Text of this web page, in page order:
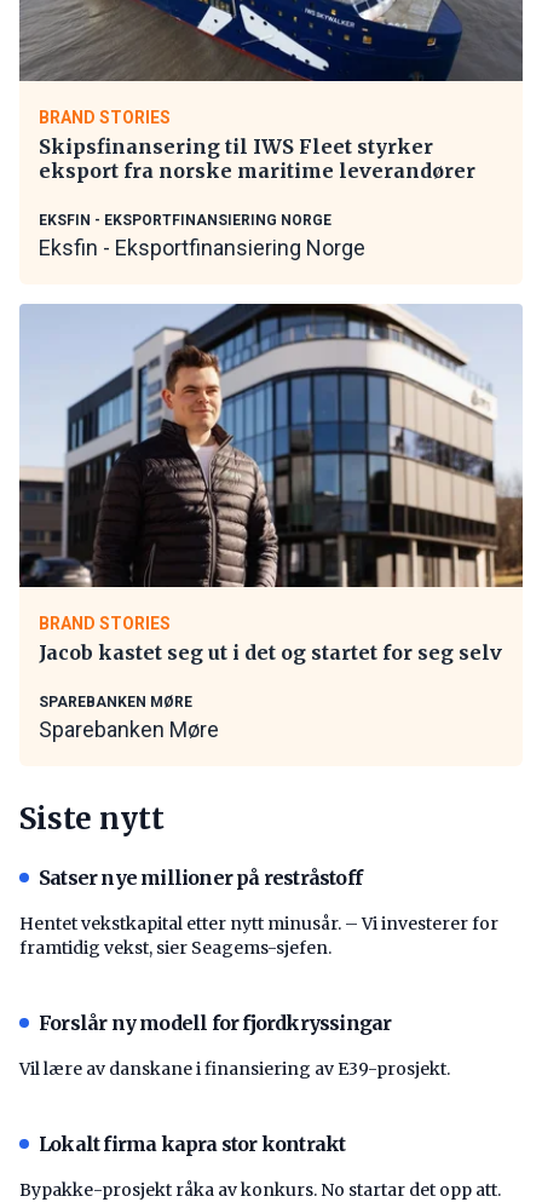
BRAND STORIES
Skipsfinansering til IWS Fleet styrker
eksport fra norske maritime leverandører
EKSFIN - EKSPORTFINANSIERING NORGE
Eksfin - Eksportfinansiering Norge
BRAND STORIES
Jacob kastet seg ut i det og startet for seg selv
SPAREBANKEN MØRE
Sparebanken Møre
Siste nytt
Satser nye millioner på restråstoff
Hentet vekstkapital etter nytt minusår. – Vi investerer for
framtidig vekst, sier Seagems-sjefen.
Forslår ny modell for fjordkryssingar
Vil lære av danskane i finansiering av E39-prosjekt.
Lokalt firma kapra stor kontrakt
Bypakke-prosjekt råka av konkurs. No startar det opp att.